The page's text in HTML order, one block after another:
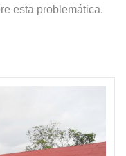
esta problemática.